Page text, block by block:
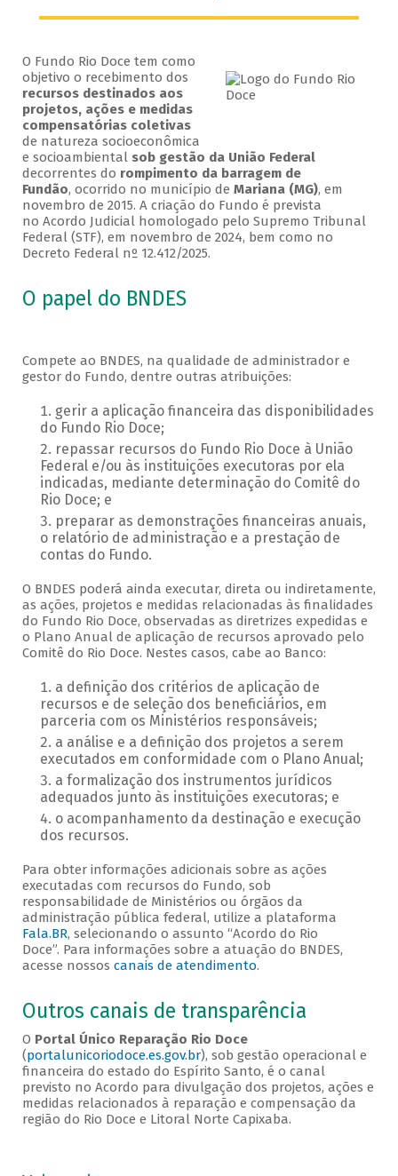
O Fundo Rio Doce tem como
objetivo o recebimento dos
recursos destinados aos
projetos, ações e medidas
compensatórias coletivas
de natureza socioeconômica
e socioambiental sob gestão da União Federal
decorrentes do rompimento da barragem de
Fundão, ocorrido no município de Mariana (MG), em
novembro de 2015. A criação do Fundo é prevista
no Acordo Judicial homologado pelo Supremo Tribunal
Federal (STF), em novembro de 2024, bem como no
Decreto Federal nº 12.412/2025.
O papel do BNDES
Compete ao BNDES, na qualidade de administrador e
gestor do Fundo, dentre outras atribuições:
gerir a aplicação financeira das disponibilidades
do Fundo Rio Doce;
repassar recursos do Fundo Rio Doce à União
Federal e/ou às instituições executoras por ela
indicadas, mediante determinação do Comitê do
Rio Doce; e
preparar as demonstrações financeiras anuais,
o relatório de administração e a prestação de
contas do Fundo.
O BNDES poderá ainda executar, direta ou indiretamente,
as ações, projetos e medidas relacionadas às finalidades
do Fundo Rio Doce, observadas as diretrizes expedidas e
o Plano Anual de aplicação de recursos aprovado pelo
Comitê do Rio Doce. Nestes casos, cabe ao Banco:
a definição dos critérios de aplicação de
recursos e de seleção dos beneficiários, em
parceria com os Ministérios responsáveis;
a análise e a definição dos projetos a serem
executados em conformidade com o Plano Anual;
a formalização dos instrumentos jurídicos
adequados junto às instituições executoras; e
o acompanhamento da destinação e execução
dos recursos.
Para obter informações adicionais sobre as ações
executadas com recursos do Fundo, sob
responsabilidade de Ministérios ou órgãos da
administração pública federal, utilize a plataforma
Fala.BR, selecionando o assunto “Acordo do Rio
Doce”. Para informações sobre a atuação do BNDES,
acesse nossos canais de atendimento.
Outros canais de transparência
O Portal Único Reparação Rio Doce
(portalunicoriodoce.es.gov.br), sob gestão operacional e
financeira do estado do Espírito Santo, é o canal
previsto no Acordo para divulgação dos projetos, ações e
medidas relacionados à reparação e compensação da
região do Rio Doce e Litoral Norte Capixaba.